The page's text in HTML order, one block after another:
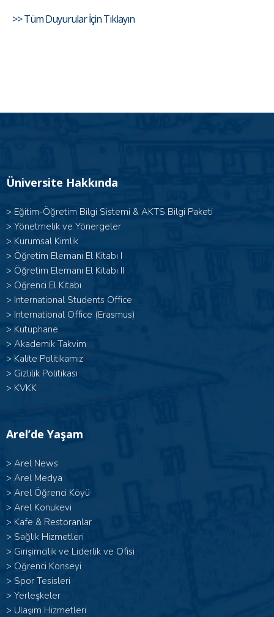
>> Tüm Duyurular İçin Tıklayın
Üniversite Hakkında
> Eğitim-Öğretim Bilgi Sistemi & AKTS Bilgi Paketi
> Yönetmelik ve Yönergeler
> Kurumsal Kimlik
> Öğretim Elemanı El Kitabı I
> Öğretim Elemanı El Kitabı II
> Öğrenci El Kitabı
> International Students Office
> International Office (Erasmus)
> Kütüphane
> Akademik Takvim
> Kalite Politikamız
> Gizlilik Politikası
> KVKK
Arel’de Yaşam
> Arel News
> Arel Medya
> Arel Öğrenci Köyü
> Arel Konukevi
> Kafe & Restoranlar
> Sağlık Hizmetleri
> Girişimcilik ve Liderlik ve Ofisi
> Öğrenci Konseyi
> Spor Tesisleri
> Yerleşkeler
> Ulaşım Hizmetleri